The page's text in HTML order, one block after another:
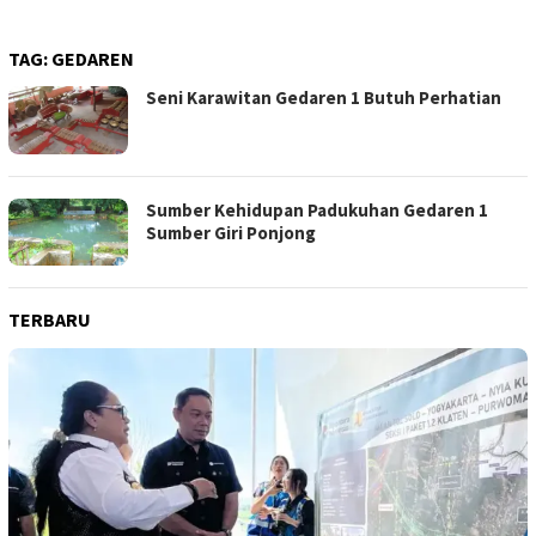
TAG: GEDAREN
Seni Karawitan Gedaren 1 Butuh Perhatian
Sumber Kehidupan Padukuhan Gedaren 1
Sumber Giri Ponjong
TERBARU